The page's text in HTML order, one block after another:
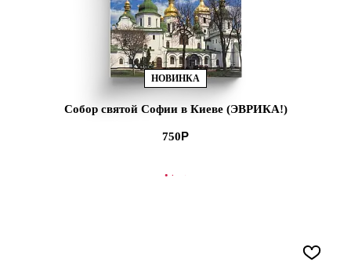
НОВИНКА
Собор святой Софии в Киеве (ЭВРИКА!)
750
В КОРЗИНУ